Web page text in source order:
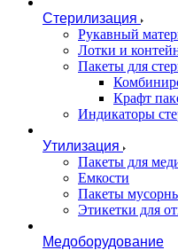
Стерилизация
Рукавный
Лотки и
Пакеты для
Крафт
Индикаторы
Утилизация
Пакеты для
Емкости
Пакеты
Этикетки для
Медоборудование